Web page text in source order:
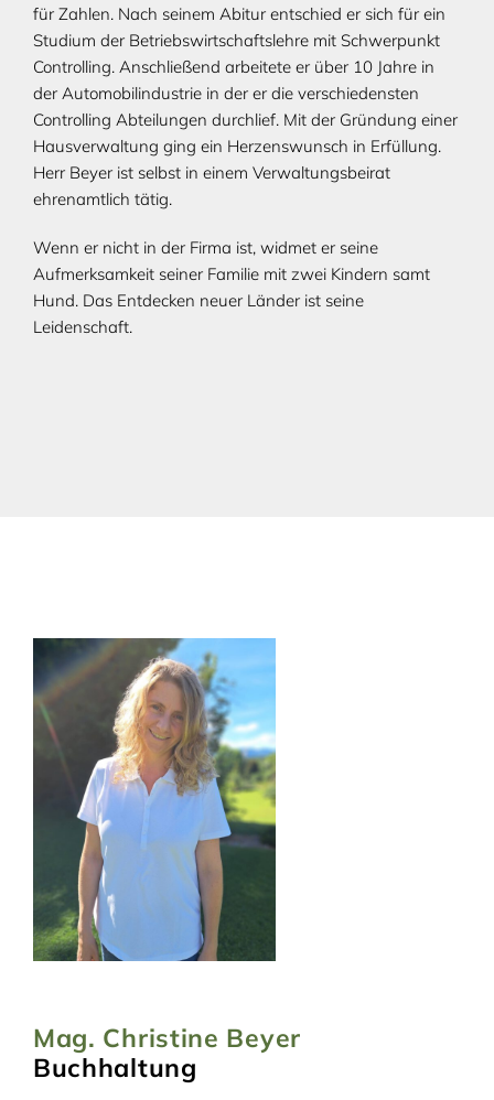
für Zahlen. Nach seinem Abitur entschied er sich für ein
Studium der Betriebswirtschaftslehre mit Schwerpunkt
Controlling. Anschließend arbeitete er über 10 Jahre in
der Automobilindustrie in der er die verschiedensten
Controlling Abteilungen durchlief. Mit der Gründung einer
Hausverwaltung ging ein Herzenswunsch in Erfüllung.
Herr Beyer ist selbst in einem Verwaltungsbeirat
ehrenamtlich tätig.
Wenn er nicht in der Firma ist, widmet er seine
Aufmerksamkeit seiner Familie mit zwei Kindern samt
Hund. Das Entdecken neuer Länder ist seine
Leidenschaft.
Mag. Christine Beyer
Buchhaltung